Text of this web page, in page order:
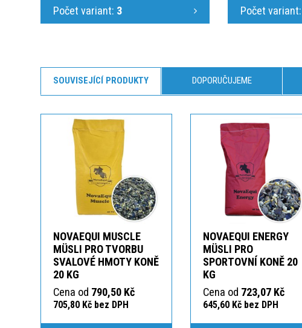
Počet variant: 3 Počet variant:
SOUVISEJÍCÍ PRODUKTY DOPORUČUJEME
NOVAEQUI MUSCLE
MÜSLI PRO TVORBU
SVALOVÉ HMOTY KONĚ
20 KG
Cena od 790,50 Kč
705,80 Kč bez DPH
NOVAEQUI ENERGY
MÜSLI PRO
SPORTOVNÍ KONĚ 20
KG
Cena od 723,07 Kč
645,60 Kč bez DPH